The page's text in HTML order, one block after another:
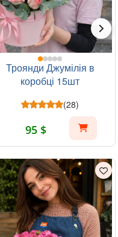
Троянди Джумілія в
коробці 15шт
(28)
95 $